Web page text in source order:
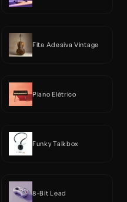
Fita Adesiva Vintage
Piano Elétrico
Funky Talkbox
8-Bit Lead